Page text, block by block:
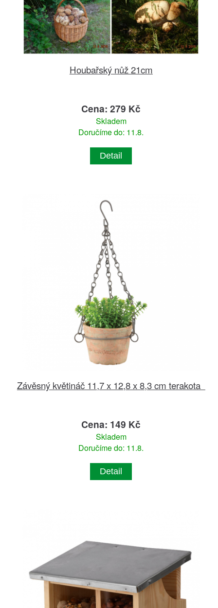
Houbařský nůž 21cm
Cena: 279 Kč
Skladem
Doručíme do: 11.8.
Detail
Závěsný květináč 11,7 x 12,8 x 8,3 cm terakota
Cena: 149 Kč
Skladem
Doručíme do: 11.8.
Detail